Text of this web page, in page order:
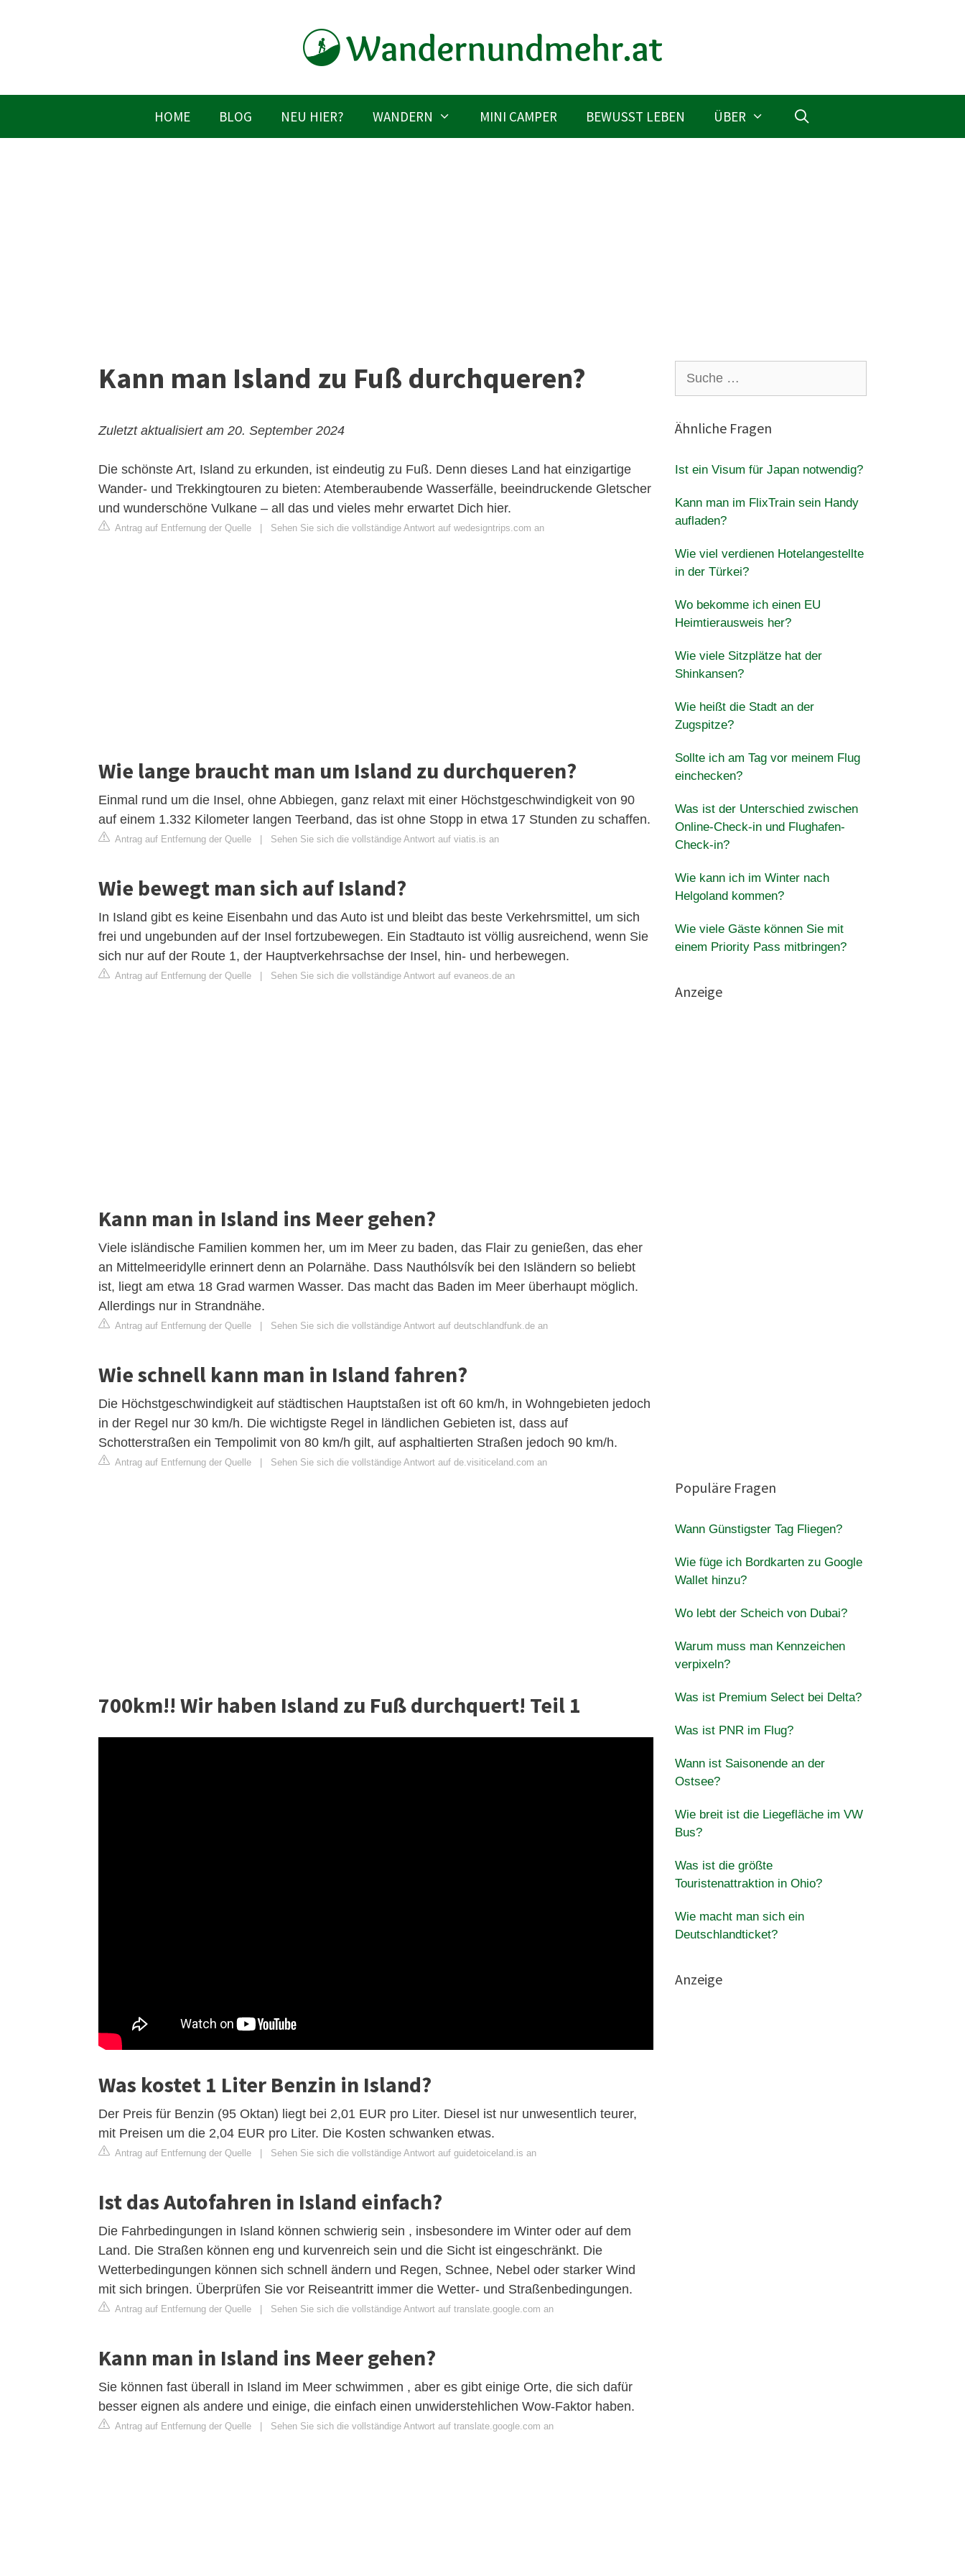
HOME BLOG NEU HIER? WANDERN MINI CAMPER BEWUSST LEBEN ÜBER
Kann man Island zu Fuß durchqueren?
Zuletzt aktualisiert am 20. September 2024
Die schönste Art, Island zu erkunden, ist eindeutig zu Fuß. Denn dieses Land hat einzigartige
Wander- und Trekkingtouren zu bieten: Atemberaubende Wasserfälle, beeindruckende Gletscher
und wunderschöne Vulkane – all das und vieles mehr erwartet Dich hier.
Antrag auf Entfernung der Quelle Sehen Sie sich die vollständige Antwort auf wedesigntrips.com an
Wie lange braucht man um Island zu durchqueren?
Einmal rund um die Insel, ohne Abbiegen, ganz relaxt mit einer Höchstgeschwindigkeit von 90
auf einem 1.332 Kilometer langen Teerband, das ist ohne Stopp in etwa 17 Stunden zu schaffen.
Antrag auf Entfernung der Quelle Sehen Sie sich die vollständige Antwort auf viatis.is an
Wie bewegt man sich auf Island?
In Island gibt es keine Eisenbahn und das Auto ist und bleibt das beste Verkehrsmittel, um sich
frei und ungebunden auf der Insel fortzubewegen. Ein Stadtauto ist völlig ausreichend, wenn Sie
sich nur auf der Route 1, der Hauptverkehrsachse der Insel, hin- und herbewegen.
Antrag auf Entfernung der Quelle Sehen Sie sich die vollständige Antwort auf evaneos.de an
Kann man in Island ins Meer gehen?
Viele isländische Familien kommen her, um im Meer zu baden, das Flair zu genießen, das eher
an Mittelmeeridylle erinnert denn an Polarnähe. Dass Nauthólsvík bei den Isländern so beliebt
ist, liegt am etwa 18 Grad warmen Wasser. Das macht das Baden im Meer überhaupt möglich.
Allerdings nur in Strandnähe.
Antrag auf Entfernung der Quelle Sehen Sie sich die vollständige Antwort auf deutschlandfunk.de an
Wie schnell kann man in Island fahren?
Die Höchstgeschwindigkeit auf städtischen Hauptstaßen ist oft 60 km/h, in Wohngebieten jedoch
in der Regel nur 30 km/h. Die wichtigste Regel in ländlichen Gebieten ist, dass auf
Schotterstraßen ein Tempolimit von 80 km/h gilt, auf asphaltierten Straßen jedoch 90 km/h.
Antrag auf Entfernung der Quelle Sehen Sie sich die vollständige Antwort auf de.visiticeland.com an
700km!! Wir haben Island zu Fuß durchquert! Teil 1
Was kostet 1 Liter Benzin in Island?
Der Preis für Benzin (95 Oktan) liegt bei 2,01 EUR pro Liter. Diesel ist nur unwesentlich teurer,
mit Preisen um die 2,04 EUR pro Liter. Die Kosten schwanken etwas.
Antrag auf Entfernung der Quelle | Sehen Sie sich die vollständige Antwort auf guidetoiceland.is an
Ist das Autofahren in Island einfach?
Die Fahrbedingungen in Island können schwierig sein , insbesondere im Winter oder auf dem
Land. Die Straßen können eng und kurvenreich sein und die Sicht ist eingeschränkt. Die
Wetterbedingungen können sich schnell ändern und Regen, Schnee, Nebel oder starker Wind
mit sich bringen. Überprüfen Sie vor Reiseantritt immer die Wetter- und Straßenbedingungen.
Antrag auf Entfernung der Quelle | Sehen Sie sich die vollständige Antwort auf translate.google.com an
Kann man in Island ins Meer gehen?
Sie können fast überall in Island im Meer schwimmen , aber es gibt einige Orte, die sich dafür
besser eignen als andere und einige, die einfach einen unwiderstehlichen Wow-Faktor haben.
Antrag auf Entfernung der Quelle | Sehen Sie sich die vollständige Antwort auf translate.google.com an
nach:
Ähnliche Fragen
Ist ein Visum für Japan notwendig?
Kann man im FlixTrain sein Handy
aufladen?
Wie viel verdienen Hotelangestellte
in der Türkei?
Wo bekomme ich einen EU
Heimtierausweis her?
Wie viele Sitzplätze hat der
Shinkansen?
Wie heißt die Stadt an der
Zugspitze?
Sollte ich am Tag vor meinem Flug
einchecken?
Was ist der Unterschied zwischen
Online-Check-in und Flughafen-
Check-in?
Wie kann ich im Winter nach
Helgoland kommen?
Wie viele Gäste können Sie mit
einem Priority Pass mitbringen?
Anzeige
Populäre Fragen
Wann Günstigster Tag Fliegen?
Wie füge ich Bordkarten zu Google
Wallet hinzu?
Wo lebt der Scheich von Dubai?
Warum muss man Kennzeichen
verpixeln?
Was ist Premium Select bei Delta?
Was ist PNR im Flug?
Wann ist Saisonende an der
Ostsee?
Wie breit ist die Liegefläche im VW
Bus?
Was ist die größte
Touristenattraktion in Ohio?
Wie macht man sich ein
Deutschlandticket?
Anzeige